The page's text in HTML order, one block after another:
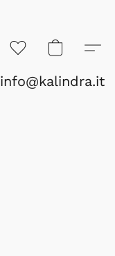
info@kalindra.it